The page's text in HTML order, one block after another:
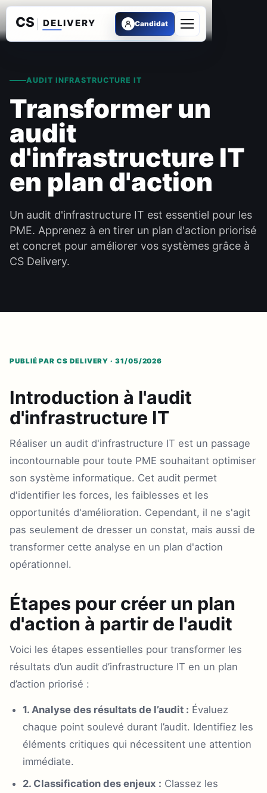
Candidat
Ouvrir le menu
AUDIT INFRASTRUCTURE IT
Transformer un
audit
d'infrastructure IT
en plan d'action
Un audit d'infrastructure IT est essentiel pour les
PME. Apprenez à en tirer un plan d'action priorisé
et concret pour améliorer vos systèmes grâce à
CS Delivery.
PUBLIÉ PAR CS DELIVERY · 31/05/2026
Introduction à l'audit
d'infrastructure IT
Réaliser un audit d'infrastructure IT est un passage
incontournable pour toute PME souhaitant optimiser
son système informatique. Cet audit permet
d'identifier les forces, les faiblesses et les
opportunités d'amélioration. Cependant, il ne s'agit
pas seulement de dresser un constat, mais aussi de
transformer cette analyse en un plan d'action
opérationnel.
Étapes pour créer un plan
d'action à partir de l'audit
Voici les étapes essentielles pour transformer les
résultats d’un audit d’infrastructure IT en un plan
d’action priorisé :
1. Analyse des résultats de l’audit : Évaluez
chaque point soulevé durant l’audit. Identifiez les
éléments critiques qui nécessitent une attention
immédiate.
2. Classification des enjeux : Classez les